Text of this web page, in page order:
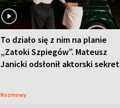
To działo się z nim na planie
„Zatoki Szpiegów”. Mateusz
Janicki odsłonił aktorski sekret
Rozmowy